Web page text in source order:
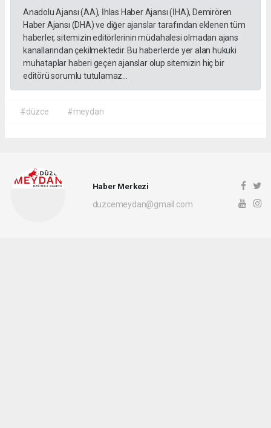
Anadolu Ajansı (AA), İhlas Haber Ajansı (İHA), Demirören
Haber Ajansı (DHA) ve diğer ajanslar tarafından eklenen tüm
haberler, sitemizin editörlerinin müdahalesi olmadan ajans
kanallarından çekilmektedir. Bu haberlerde yer alan hukuki
muhataplar haberi geçen ajanslar olup sitemizin hiç bir
editörü sorumlu tutulamaz...
#düzce #meydan
Haber Merkezi
duzcemeydan@gmail.com